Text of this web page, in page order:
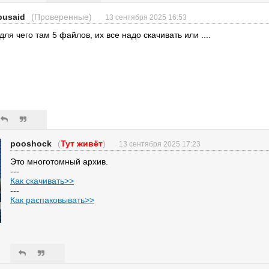
(Проверенные) 13 сентября 2025 16:53
чего там 5 файлов, их все надо скачивать или ....
pooshock (Тут живёт) 13 сентября 2025 17:23
Это многотомный архив.
---
Как скачивать>>
---
Как распаковывать>>